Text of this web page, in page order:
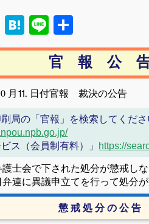
Facebook
Hatena
Line
有
官 報 公
月⒒ 日付官報 裁決の公告
局の「官報」を検索してくだ
ス（会員制有料）」 https://
士会で下された処分が懲戒し
連に異議申立てを行って処分が
懲 戒 処 分 の 公 告